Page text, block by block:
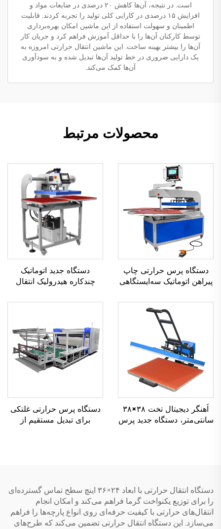
است. در نتیجه، آن‌ها کاهش ۲۰ درصدی در ضایعات مواد و
افزایش ۱۵ درصدی در کارایی کلی تولید را تجربه کردند. قابلیت
اطمینان و سهولت استفاده از این ماشین امکان بهره‌برداری
توسط کارکنان آن‌ها را با حداقل آموزش فراهم کرد و جریان کار
آن‌ها را بیشتر بهینه ساخت. این ماشین انتقال حرارتی امروزه به
یک دارایی ضروری در خط تولید آن‌ها تبدیل شده و به سودآوری
آن‌ها کمک می‌کند.
محصولات مرتبط
دستگاه پرس حرارتی چاپ
پیراهن اتوماتیک سه‌ایستگاهی
انتقال حرارتی پنوماتیک،
وضعیت جدید، قیمت رقابتی
دستگاه جدید اتوماتیک
چندکاره هیدرولیک انتقال
حرارتی اتوماتیک با قابلیت باز
تی‌شرت‌ها، مناسب استفاده
در صنعت پوشاک
اُهنگر دیجیتال تخت ۳۸×۳۸
سانتی‌متر، دستگاه جدید پرس
دستگاه پرس حرارتی غلتکی
برای تبدیل مستقیم از
دستگاه انتقال حرارتی با ابعاد ۲۴×۳۶ اینچ سطح تماس گسترده‌ای
را برای توزیع یکنواخت گرما فراهم می‌کند و امکان انجام
انتقال‌های حرارتی با کیفیت حرفه‌ای روی انواع پارچه‌ها را فراهم
می‌سازد. این دستگاه انتقال حرارتی تضمین می‌کند که طرح‌های